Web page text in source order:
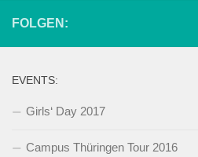
FOLGEN:
EVENTS:
Girls‘ Day 2017
Campus Thüringen Tour 2016